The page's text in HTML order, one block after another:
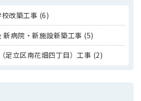
改築工事 (6)
新病院・新施設新築工事 (5)
足立区南花畑四丁目）工事 (2)